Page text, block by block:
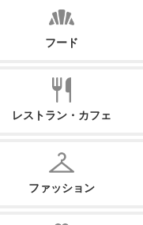
フード
レストラン・カフェ
ファッション